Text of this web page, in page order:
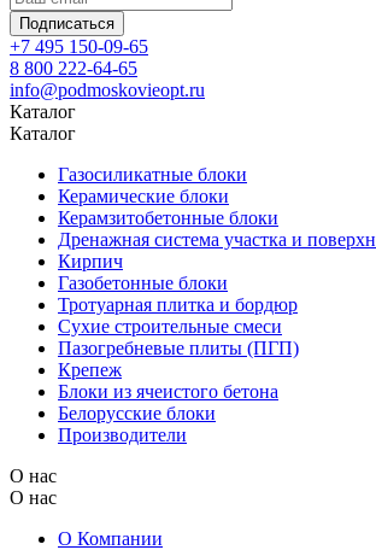
Подписаться
+7 495 150-09-65
8 800 222-64-65
info@podmoskovieopt.ru
Каталог
Каталог
Газосиликатные блоки
Керамические блоки
Керамзитобетонные блоки
Дренажная система участка и
Кирпич
Газобетонные блоки
Тротуарная плитка и бордюр
Сухие строительные смеси
Пазогребневые плиты (ПГП)
Крепеж
Блоки из ячеистого бетона
Белорусские блоки
Производители
О нас
О нас
О Компании